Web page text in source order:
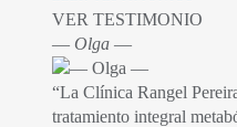
VER TESTIMONIO
― Olga ―
“La Clínica Rangel
tratamiento integral